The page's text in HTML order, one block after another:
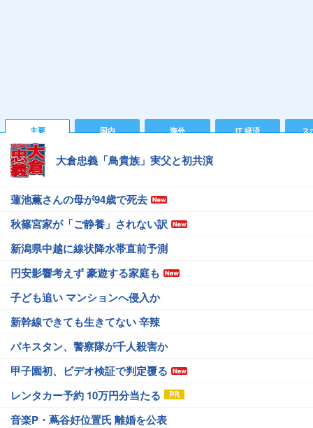
主要 国内 海外 IT 経済 ス
大倉忠義「鳥貴族」実父と初共演
蓮池薫さんの母が94歳で死去
秋篠宮家が「ご静養」されない訳
新潟県中越に線状降水帯直前予測
円安影響考えず 豪遊する家庭も
子ども追い マンションへ侵入か
新幹線できても生きてない 辛辣
パキスタン、警察隊が千人殺害か
甲子園初、ビデオ検証で判定覆る
レンタカー予約 10万円分当たる
音楽P・蔦谷好位置氏 離婚を公表